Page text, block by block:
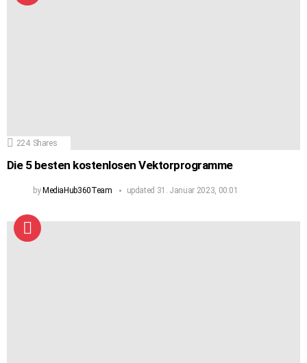
224 Shares
Die 5 besten kostenlosen Vektorprogramme
byMediaHub360Team updated 31. Januar 2023, 00:01